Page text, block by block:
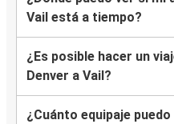
Vail está a tiempo?
¿Es posible hacer un
Denver a Vail?
¿Cuánto equipaje